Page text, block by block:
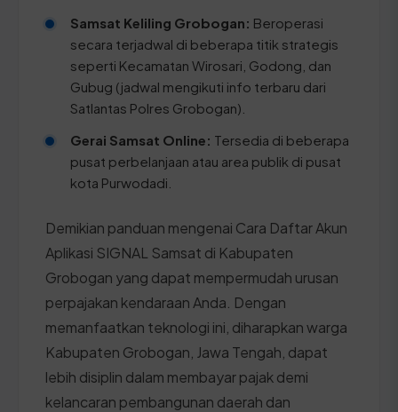
Samsat Keliling Grobogan: Beroperasi
secara terjadwal di beberapa titik strategis
seperti Kecamatan Wirosari, Godong, dan
Gubug (jadwal mengikuti info terbaru dari
Satlantas Polres Grobogan).
Gerai Samsat Online: Tersedia di beberapa
pusat perbelanjaan atau area publik di pusat
kota Purwodadi.
Demikian panduan mengenai Cara Daftar Akun
Aplikasi SIGNAL Samsat di Kabupaten
Grobogan yang dapat mempermudah urusan
perpajakan kendaraan Anda. Dengan
memanfaatkan teknologi ini, diharapkan warga
Kabupaten Grobogan, Jawa Tengah, dapat
lebih disiplin dalam membayar pajak demi
kelancaran pembangunan daerah dan